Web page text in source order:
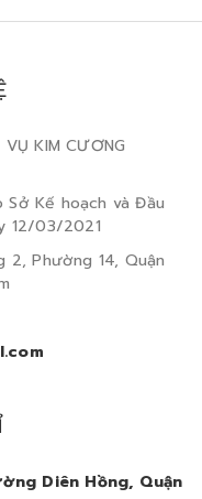
KIM CƯƠNG
Sở Kế hoạch và Đầu
12/03/2021
Phường 14, Quận
Diên Hồng, Quận